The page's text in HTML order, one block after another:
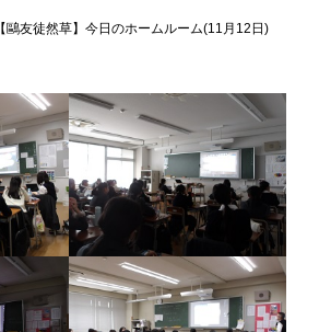
【鷗友徒然草】今日のホームルーム(11月12日)